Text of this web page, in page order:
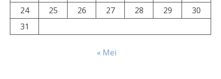
24
25 26 27 28 29
30
31
« Mei